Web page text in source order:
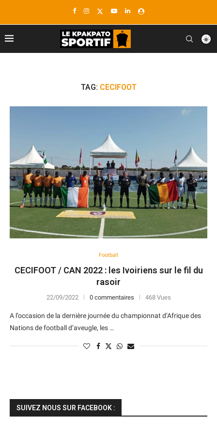
TAG: CECIFOOT
Football
CECIFOOT / CAN 2022 : les Ivoiriens sur le fil du
rasoir
22/09/2022 0 commentaires 468 Vues
A l’occasion de la dernière journée du championnat d’Afrique des
Nations de football d’aveugle, les …
SUIVEZ NOUS SUR FACEBOOK :